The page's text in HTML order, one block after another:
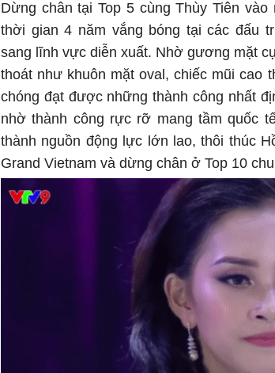
Dừng chân tại Top 5 cùng Thùy Tiên
thời gian 4 năm vắng bóng tại các đấu
sang lĩnh vực diễn xuất. Nhờ gương mặt
thoát như khuôn mặt oval, chiếc mũi cao
chóng đạt được những thành công nhất
nhờ thành công rực rỡ mang tầm quốc
thành nguồn động lực lớn lao, thôi thúc
Grand Vietnam và dừng chân ở Top 10